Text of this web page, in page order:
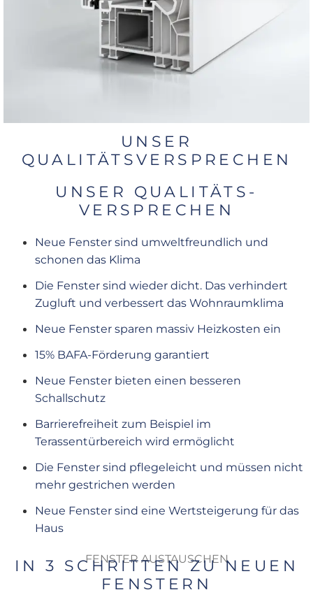
UNSER
QUALITÄTSVERSPRECHEN
UNSER QUALITÄTS-
VERSPRECHEN
Neue Fenster sind umweltfreundlich und
schonen das Klima
Die Fenster sind wieder dicht. Das verhindert
Zugluft und verbessert das Wohnraumklima
Neue Fenster sparen massiv Heizkosten ein
15% BAFA-Förderung garantiert
Neue Fenster bieten einen besseren
Schallschutz
Barrierefreiheit zum Beispiel im
Terassentürbereich wird ermöglicht
Die Fenster sind pflegeleicht und müssen nicht
mehr gestrichen werden
Neue Fenster sind eine Wertsteigerung für das
Haus
FENSTER AUSTAUSCHEN
IN 3 SCHRITTEN ZU NEUEN
FENSTERN